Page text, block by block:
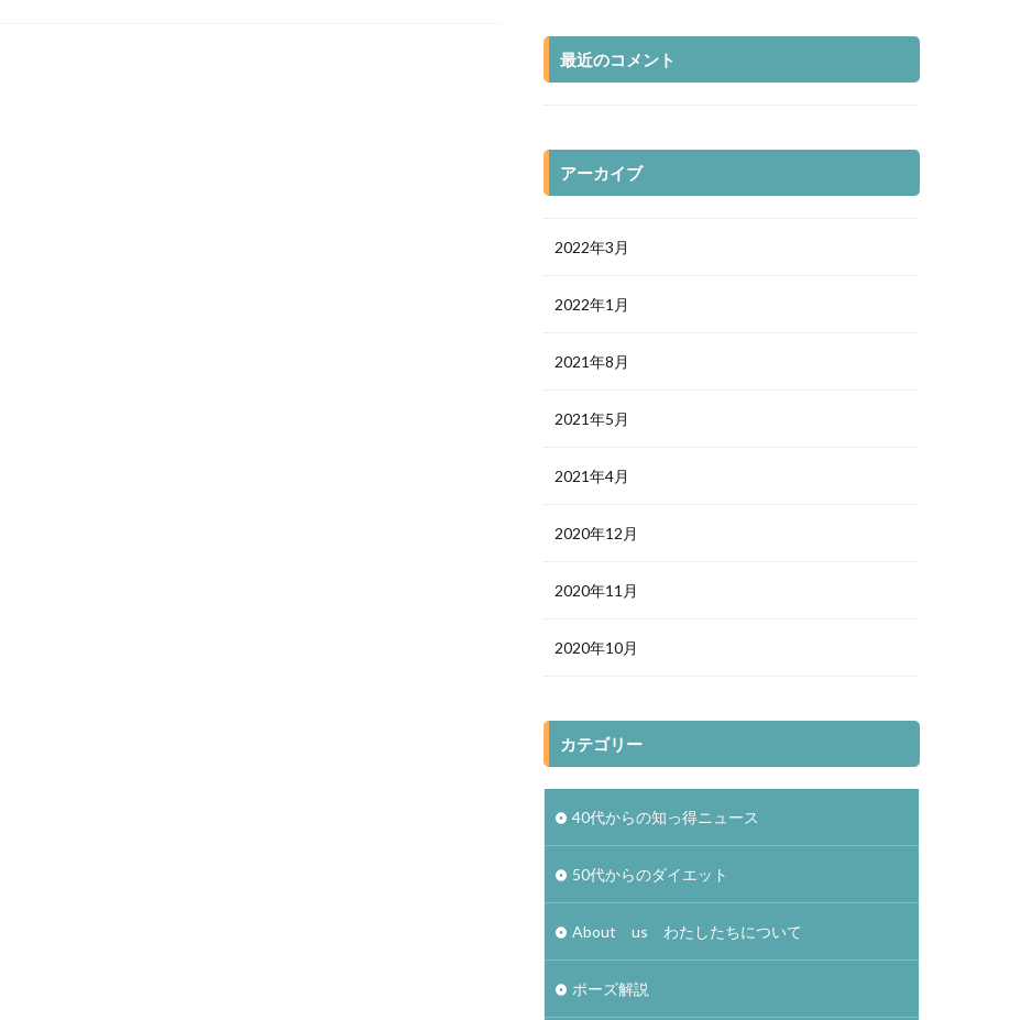
最近のコメント
アーカイブ
2022年3月
2022年1月
2021年8月
2021年5月
2021年4月
2020年12月
2020年11月
2020年10月
カテゴリー
40代からの知っ得ニュース
50代からのダイエット
About us わたしたちについて
ポーズ解説